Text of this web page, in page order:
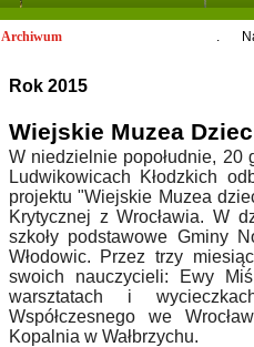
.
Archiwum
Rok 2015
Wiejskie Muzea
W niedzielnie popołudnie,
Ludwikowicach Kłodzkich
projektu "Wiejskie Muzea
Krytycznej z Wrocławia. W
szkoły podstawowe Gminy
Włodowic. Przez trzy
swoich nauczycieli: Ewy
warsztatach i
Współczesnego we
Kopalnia w Wałbrzychu.